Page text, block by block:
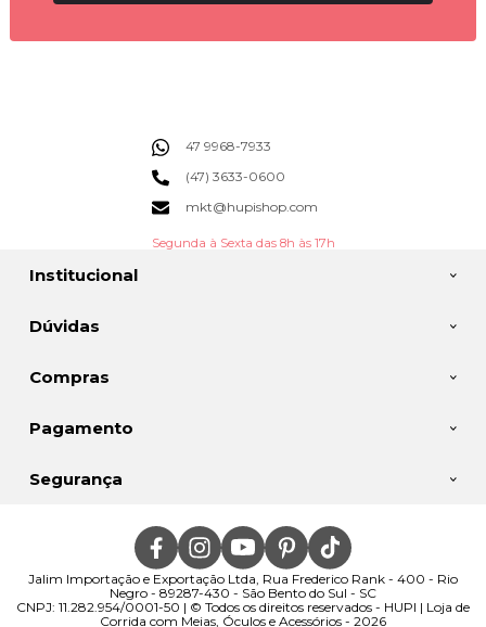
Institucional
Dúvidas
Compras
47 9968-7933
(47) 3633-0600
mkt@hupishop.com
Segunda à Sexta das 8h às 17h
Pagamento
Segurança
Jalim Importação e Exportação Ltda, Rua Frederico Rank - 400 - Rio
Negro - 89287-430 - São Bento do Sul - SC
CNPJ: 11.282.954/0001-50 | © Todos os direitos reservados - HUPI | Loja de
Corrida com Meias, Óculos e Acessórios - 2026